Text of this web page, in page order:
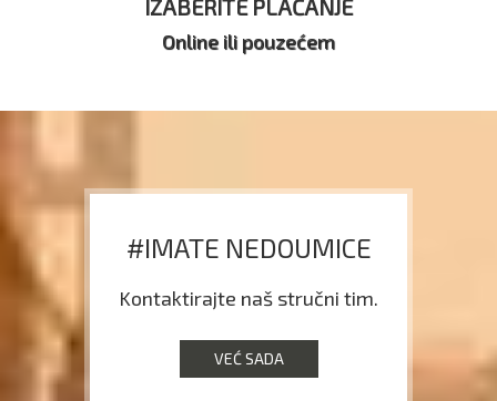
IZABERITE PLAĆANJE
Online ili pouzećem
#IMATE NEDOUMICE
Kontaktirajte naš stručni tim.
VEĆ SADA